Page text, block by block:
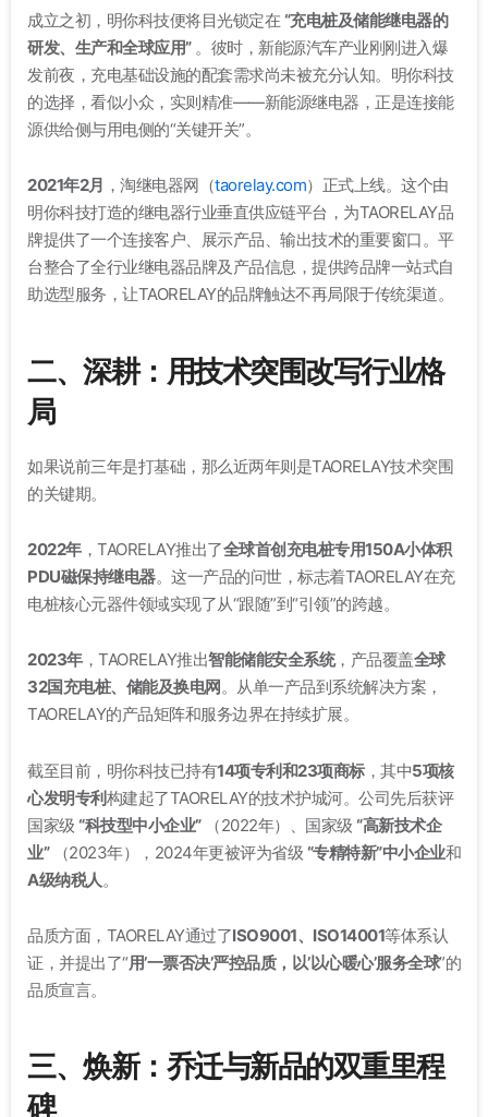
成立之初，明你科技便将目光锁定在 “充电桩及储能继电器的
研发、生产和全球应用”。彼时，新能源汽车产业刚刚进入爆
发前夜，充电基础设施的配套需求尚未被充分认知。明你科技
的选择，看似小众，实则精准——新能源继电器，正是连接能
源供给侧与用电侧的“关键开关”。
2021年2月 ，淘继电器网（taorelay.com）正式上线。这个由
明你科技打造的继电器行业垂直供应链平台，为TAORELAY品
牌提供了一个连接客户、展示产品、输出技术的重要窗口。平
台整合了全行业继电器品牌及产品信息，提供跨品牌一站式自
助选型服务，让TAORELAY的品牌触达不再局限于传统渠道。
二、深耕：用技术突围改写行业格
局
如果说前三年是打基础，那么近两年则是TAORELAY技术突围
的关键期。
2022年，TAORELAY推出了全球首创充电桩专用150A小体积
PDU磁保持继电器。这一产品的问世，标志着TAORELAY在充
电桩核心元器件领域实现了从“跟随”到“引领”的跨越。
2023年，TAORELAY推出智能储能安全系统，产品覆盖全球
32国充电桩、储能及换电网。从单一产品到系统解决方案，
TAORELAY的产品矩阵和服务边界在持续扩展。
截至目前，明你科技已持有14项专利和23项商标，其中5项核
心发明专利构建起了TAORELAY的技术护城河。公司先后获评
国家级 “科技型中小企业”（2022年）、国家级 “高新技术企
业”（2023年），2024年更被评为省级 “专精特新”中小企业和
A级纳税人 。
品质方面，TAORELAY通过了ISO9001、ISO14001等体系认
证，并提出了“用’一票否决’严控品质，以’以心暖心’服务全球”的
品质宣言。
三、焕新：乔迁与新品的双重里程
碑